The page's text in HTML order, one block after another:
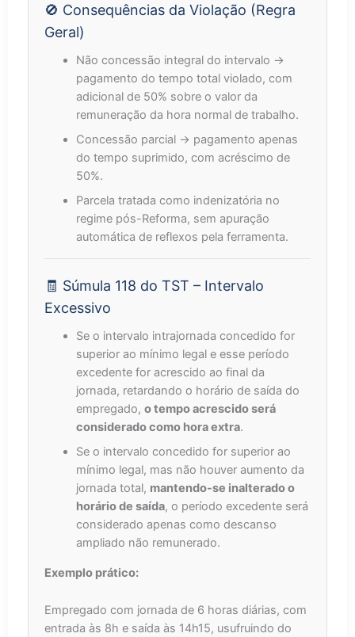
🚫 Consequências da Violação (Regra
Geral)
Não concessão integral do intervalo →
pagamento do tempo total violado, com
adicional de 50% sobre o valor da
remuneração da hora normal de trabalho.
Concessão parcial → pagamento apenas
do tempo suprimido, com acréscimo de
50%.
Parcela tratada como indenizatória no
regime pós-Reforma, sem apuração
automática de reflexos pela ferramenta.
🧾 Súmula 118 do TST – Intervalo
Excessivo
Se o intervalo intrajornada concedido for
superior ao mínimo legal e esse período
excedente for acrescido ao final da
jornada, retardando o horário de saída do
empregado, o tempo acrescido será
considerado como hora extra.
Se o intervalo concedido for superior ao
mínimo legal, mas não houver aumento da
jornada total, mantendo-se inalterado o
horário de saída, o período excedente será
considerado apenas como descanso
ampliado não remunerado.
Exemplo prático:
Empregado com jornada de 6 horas diárias, com
entrada às 8h e saída às 14h15, usufruindo do